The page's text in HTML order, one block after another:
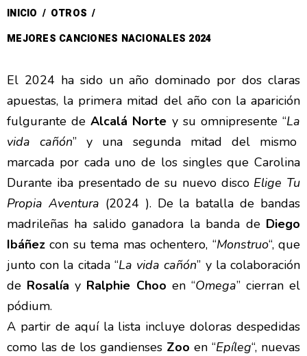
INICIO / OTROS /
MEJORES CANCIONES NACIONALES 2024
El 2024 ha sido un año dominado por dos claras
apuestas, la primera mitad del año con la aparición
fulgurante deAlcalá Norte y su omnipresente “La
vida cañón” y una segunda mitad del mismo
marcada por cada uno de los singles que Carolina
Durante iba presentado de su nuevo disco Elige Tu
Propia Aventura (2024 ). De la batalla de bandas
madrileñas ha salido ganadora la banda de Diego
Ibáñez con su tema mas ochentero, “Monstruo“, que
junto con la citada “La vida cañón” y la colaboración
de Rosalía y Ralphie Choo en “Omega” cierran el
pódium.
A partir de aquí la lista incluye doloras despedidas
como las de los gandienses Zoo en “Epíleg“, nuevas